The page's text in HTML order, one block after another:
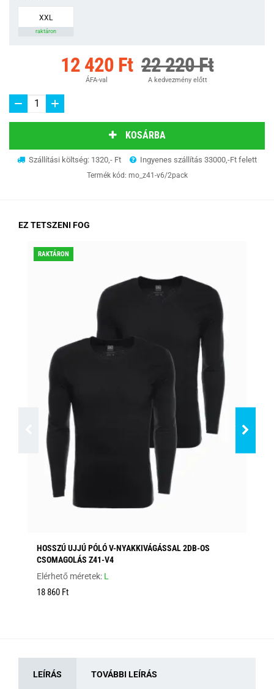
XXL
raktáron
12 420 Ft
ÁFA-val
22 220 Ft
A kedvezmény előtt
KOSÁRBA
Szállítási költség: 1320,- Ft Ingyenes szállítás 33000,-Ft felett
Termék kód: mo_z41-v6/2pack
EZ TETSZENI FOG
RAKTÁRON
HOSSZÚ UJJÚ PÓLÓ V-NYAKKIVÁGÁSSAL 2DB-OS
CSOMAGOLÁS Z41-V4
Elérhető méretek: L
18 860 Ft
LEÍRÁS TOVÁBBI LEÍRÁS